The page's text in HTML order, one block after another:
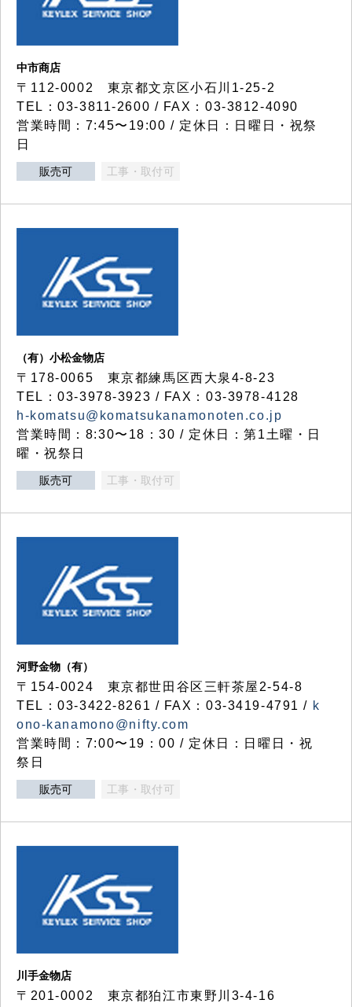
中市商店
〒112-0002 東京都文京区小石川1-25-2
TEL：03-3811-2600 / FAX：03-3812-4090
営業時間：7:45〜19:00 / 定休日：日曜日・祝祭
日
販売可 工事・取付可
（有）小松金物店
〒178-0065 東京都練馬区西大泉4-8-23
TEL：03-3978-3923 / FAX：03-3978-4128
h-komatsu@komatsukanamonoten.co.jp
営業時間：8:30〜18：30 / 定休日：第1土曜・日
曜・祝祭日
販売可 工事・取付可
河野金物（有）
〒154-0024 東京都世田谷区三軒茶屋2-54-8
TEL：03-3422-8261 / FAX：03-3419-4791 / k
ono-kanamono@nifty.com
営業時間：7:00〜19：00 / 定休日：日曜日・祝
祭日
販売可 工事・取付可
川手金物店
〒201-0002 東京都狛江市東野川3-4-16